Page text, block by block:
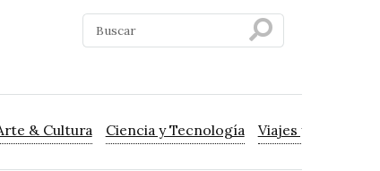
& Cultura Ciencia y Tecnología Viajes y Turismo